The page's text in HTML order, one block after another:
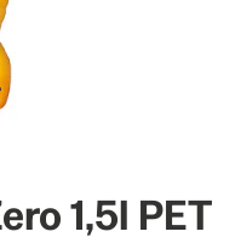
1,5l PET